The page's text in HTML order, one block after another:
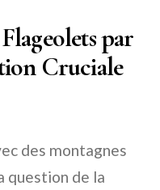
par
Cruciale
des montagnes
question de la